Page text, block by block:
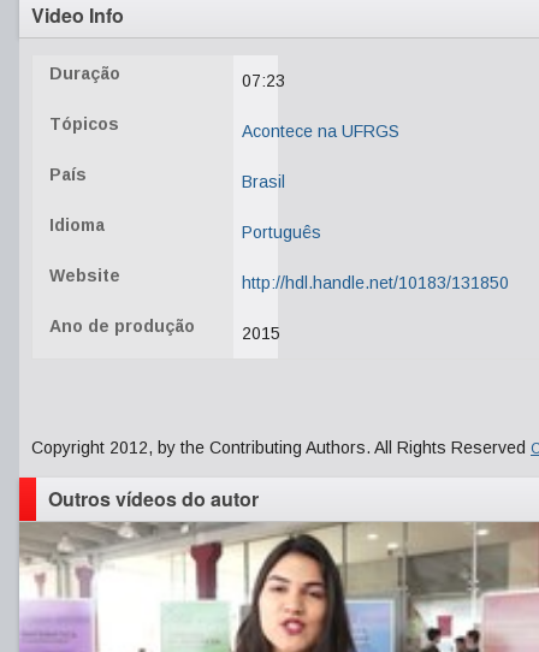
Video Info
Duração 07:23
Tópicos Acontece na UFRGS
País Brasil
Idioma Português
Website http://hdl.handle.net/10183/131850
Ano de produção 2015
Copyright 2012, by the Contributing Authors. All Rights Reserved
Outros vídeos do autor